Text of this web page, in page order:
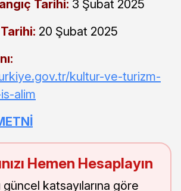
Tarihi: 3 Şubat 2025
20 Şubat 2025
kultur-ve-turizm-
alim
Hemen Hesaplayın
güncel katsayılarına göre